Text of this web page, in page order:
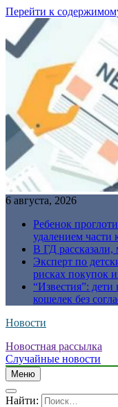
Перейти к
6 августа, 2026
Ребенок
удалением части
В ГД рассказали,
Эксперт по
рисках покупок
“Известия”:
кошелек без
Новости
Новостная рассылка
Случайные новости
Меню
Найти: